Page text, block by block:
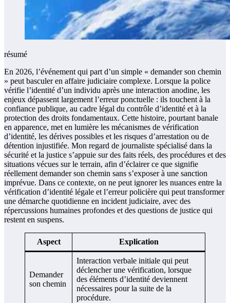
résumé
En 2026, l’événement qui part d’un simple « demander son chemin
» peut basculer en affaire judiciaire complexe. Lorsque la police
vérifie l’identité d’un individu après une interaction anodine, les
enjeux dépassent largement l’erreur ponctuelle : ils touchent à la
confiance publique, au cadre légal du contrôle d’identité et à la
protection des droits fondamentaux. Cette histoire, pourtant banale
en apparence, met en lumière les mécanismes de vérification
d’identité, les dérives possibles et les risques d’arrestation ou de
détention injustifiée. Mon regard de journaliste spécialisé dans la
sécurité et la justice s’appuie sur des faits réels, des procédures et des
situations vécues sur le terrain, afin d’éclairer ce que signifie
réellement demander son chemin sans s’exposer à une sanction
imprévue. Dans ce contexte, on ne peut ignorer les nuances entre la
vérification d’identité légale et l’erreur policière qui peut transformer
une démarche quotidienne en incident judiciaire, avec des
répercussions humaines profondes et des questions de justice qui
restent en suspens.
Aspect Explication
Demander
son chemin
Interaction verbale initiale qui peut
déclencher une vérification, lorsque
des éléments d’identité deviennent
nécessaires pour la suite de la
procédure.